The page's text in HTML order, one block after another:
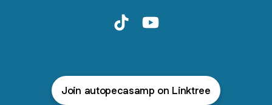
Join autopecasamp on Linktree